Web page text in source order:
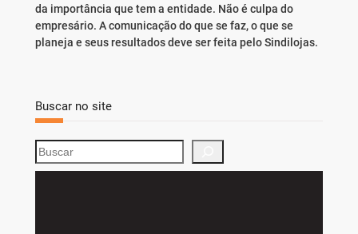
da importância que tem a entidade. Não é culpa do
empresário. A comunicação do que se faz, o que se
planeja e seus resultados deve ser feita pelo Sindilojas.
Buscar no site
S
e